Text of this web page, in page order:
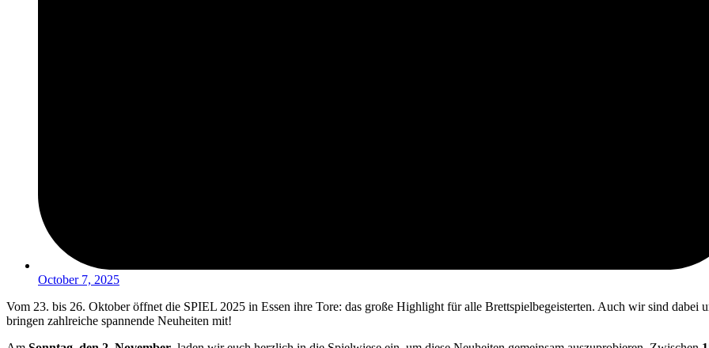
October 7, 2025
Vom 23. bis 26. Oktober öffnet die SPIEL 2025 in Essen ihre Tore: das große Highlight für alle Brettspielbegeisterten. Auch wir sind dabei
bringen zahlreiche spannende Neuheiten mit!